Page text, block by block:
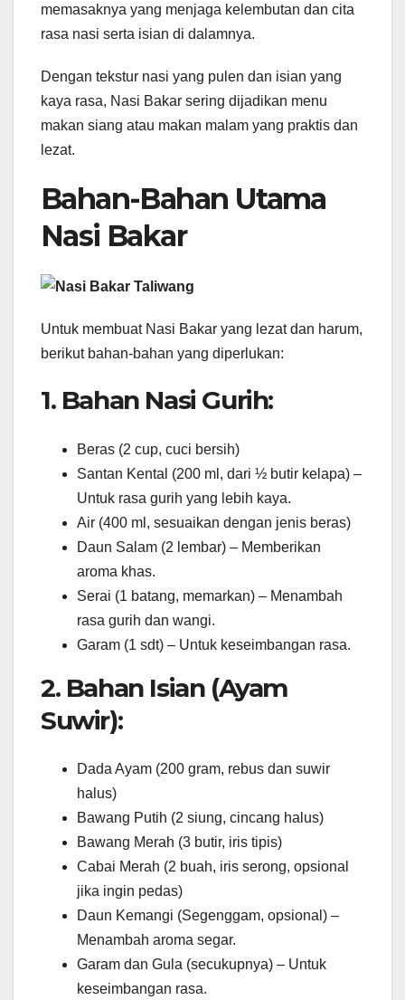
memasaknya yang menjaga kelembutan dan cita
rasa nasi serta isian di dalamnya.
Dengan tekstur nasi yang pulen dan isian yang
kaya rasa, Nasi Bakar sering dijadikan menu
makan siang atau makan malam yang praktis dan
lezat.
Bahan-Bahan Utama
Nasi Bakar
Untuk membuat Nasi Bakar yang lezat dan harum,
berikut bahan-bahan yang diperlukan:
1. Bahan Nasi Gurih:
Beras (2 cup, cuci bersih)
Santan Kental (200 ml, dari ½ butir kelapa) –
Untuk rasa gurih yang lebih kaya.
Air (400 ml, sesuaikan dengan jenis beras)
Daun Salam (2 lembar) – Memberikan
aroma khas.
Serai (1 batang, memarkan) – Menambah
rasa gurih dan wangi.
Garam (1 sdt) – Untuk keseimbangan rasa.
2. Bahan Isian (Ayam
Suwir):
Dada Ayam (200 gram, rebus dan suwir
halus)
Bawang Putih (2 siung, cincang halus)
Bawang Merah (3 butir, iris tipis)
Cabai Merah (2 buah, iris serong, opsional
jika ingin pedas)
Daun Kemangi (Segenggam, opsional) –
Menambah aroma segar.
Garam dan Gula (secukupnya) – Untuk
keseimbangan rasa.